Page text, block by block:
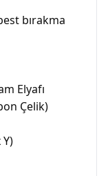
bırakma
Elyafı
Çelik)